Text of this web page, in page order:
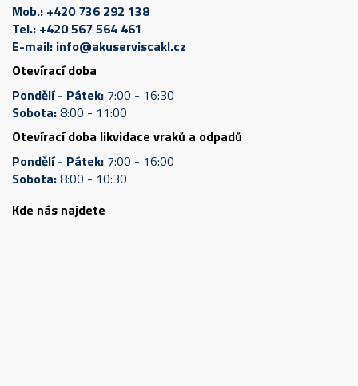
Mob.: +420 736 292 138
Tel.: +420 567 564 461
E-mail: info@akuserviscakl.cz
Otevírací doba
Pondělí - Pátek: 7:00 - 16:30
Sobota:8:00 - 11:00
Otevírací doba likvidace vraků a odpadů
Pondělí - Pátek: 7:00 - 16:00
Sobota:8:00 - 10:30
Kde nás najdete